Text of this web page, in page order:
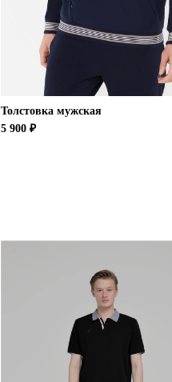
Толстовка мужская
5 900 ₽